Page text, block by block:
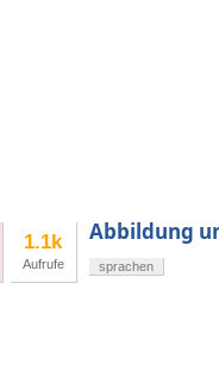
1.1k
Aufrufe
Abbildung
sprachen